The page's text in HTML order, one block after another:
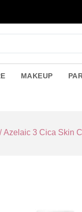
MAKEUP
/ Azelaic 3 Cica Skin